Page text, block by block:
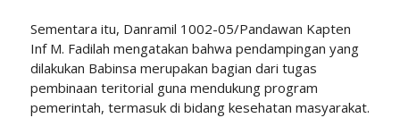
Sementara itu, Danramil 1002-05/Pandawan Kapten
Inf M. Fadilah mengatakan bahwa pendampingan yang
dilakukan Babinsa merupakan bagian dari tugas
pembinaan teritorial guna mendukung program
pemerintah, termasuk di bidang kesehatan masyarakat.